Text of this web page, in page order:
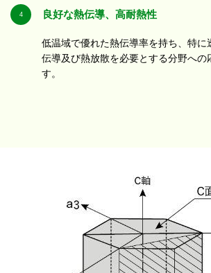
4 良好な熱伝導、高耐熱性
低温域で優れた熱伝導率を持ち、特に
伝導及び熱放散を必要とする分野への
す。